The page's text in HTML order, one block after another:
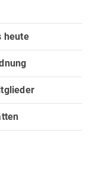
heute